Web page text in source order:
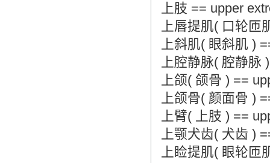
上肢 == upper
上唇提肌( 口轮
上斜肌( 眼斜肌 )
上腔静脉( 腔静
上颌( 颌骨 ) ==
上颌骨( 颜面骨 )
上臂( 上肢 ) ==
上颚犬齿( 犬齿 )
上睑提肌( 眼轮